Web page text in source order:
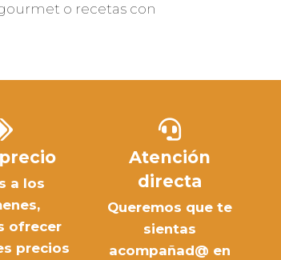
o recetas con
a los
ofrecer
precios
Atención
directa
Queremos que te
sientas
acompañad@ en